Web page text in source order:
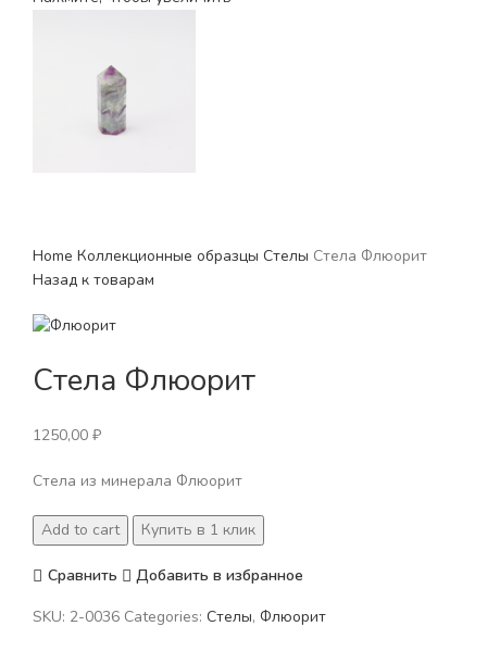
Home Коллекционные образцы Стелы Стела Флюорит
Назад к товарам
Стела Флюорит
1250,00 ₽
Стела из минерала Флюорит
Стела
Флюорит
quantity
Add to cart Купить в 1 клик
Сравнить Добавить в избранное
SKU: 2-0036 Categories: Стелы, Флюорит